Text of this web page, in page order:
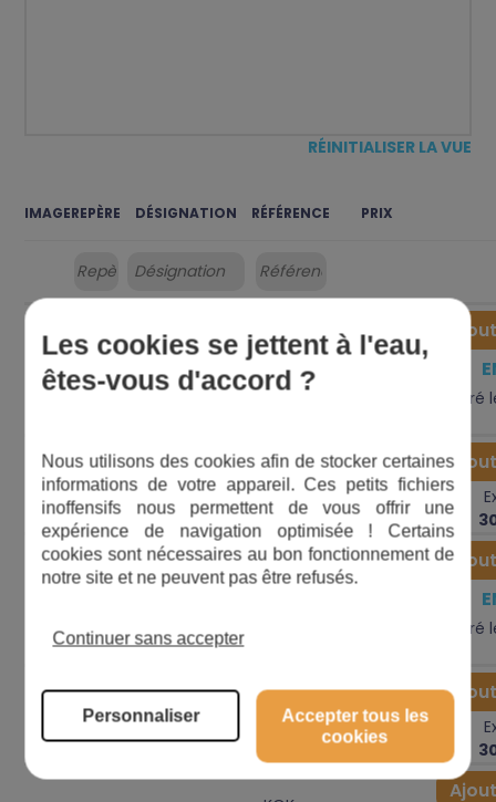
RÉINITIALISER LA VUE
IMAGEREPÈRE DÉSIGNATION RÉFÉRENCE PRIX
Bloc moteur
KOK-
401-
0058
Livré
7
Câble de
chargement
KOK-
401-
0062
8,10 €
Manche 4
KOK-
Livré
5
Embout plat
et brosse
KOK-
401-
5,60€
Les cookies se jettent à l'eau,
êtes-vous d'accord ?
Nous utilisons des cookies afin de stocker certaines
informations de votre appareil. Ces petits fichiers
inoffensifs nous permettent de vous offrir une
expérience de navigation optimisée ! Certains
cookies sont nécessaires au bon fonctionnement de
notre site et ne peuvent pas être refusés.
Continuer sans accepter
Personnaliser
Accepter tous les
cookies